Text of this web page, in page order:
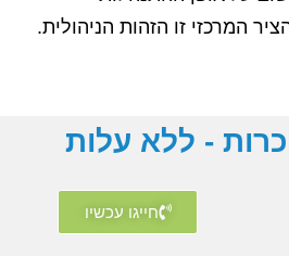
המרכזי זו הזהות הניהולית.
בחיים?
- ללא עלות
חייגו עכשיו